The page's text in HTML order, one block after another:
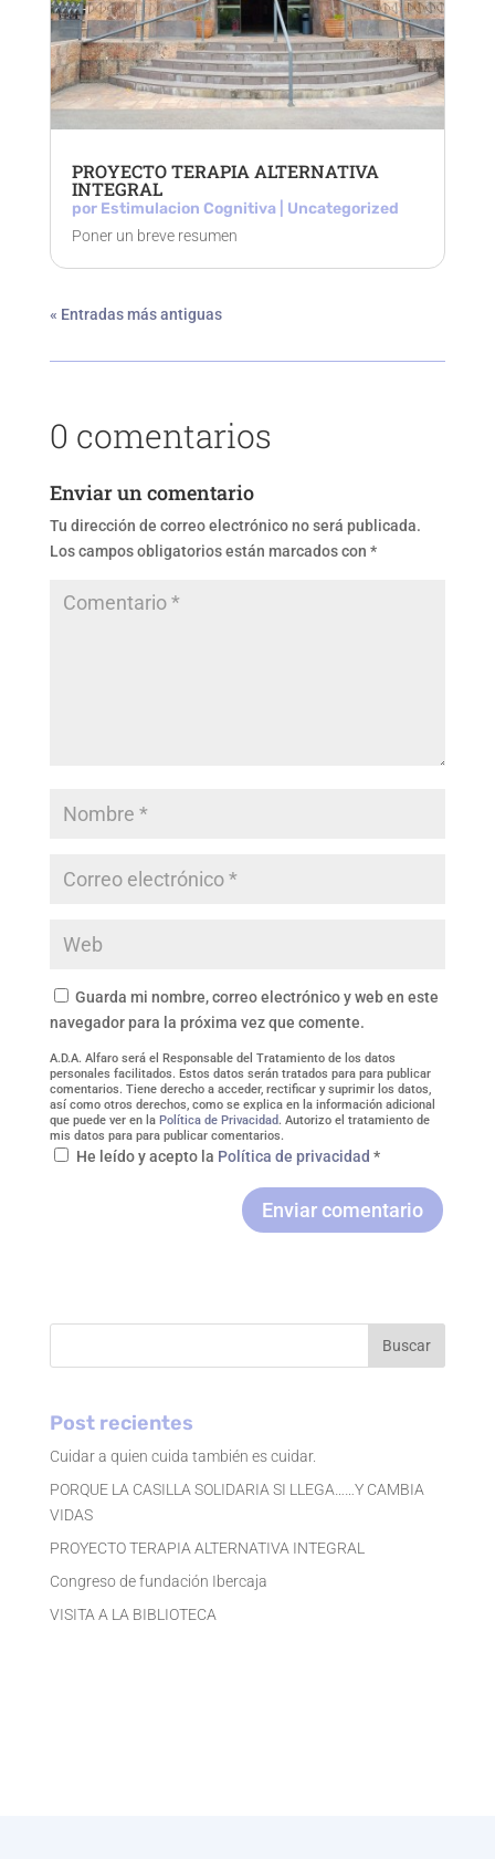
PROYECTO TERAPIA ALTERNATIVA
INTEGRAL
por Estimulacion Cognitiva| Uncategorized
Poner un breve resumen
« Entradas más antiguas
0 comentarios
Enviar un comentario
Tu dirección de correo electrónico no será publicada.
Los campos obligatorios están marcados con *
Guarda mi nombre, correo electrónico y web en este
navegador para la próxima vez que comente.
A.D.A. Alfaro será el Responsable del Tratamiento de los datos
personales facilitados. Estos datos serán tratados para para publicar
comentarios. Tiene derecho a acceder, rectificar y suprimir los datos,
así como otros derechos, como se explica en la información adicional
que puede ver en la Política de Privacidad. Autorizo el tratamiento de
mis datos para para publicar comentarios.
He leído y acepto la Política de privacidad *
Enviar comentario
Buscar
Post recientes
Cuidar a quien cuida también es cuidar.
PORQUE LA CASILLA SOLIDARIA SI LLEGA……Y CAMBIA
VIDAS
PROYECTO TERAPIA ALTERNATIVA INTEGRAL
Congreso de fundación Ibercaja
VISITA A LA BIBLIOTECA